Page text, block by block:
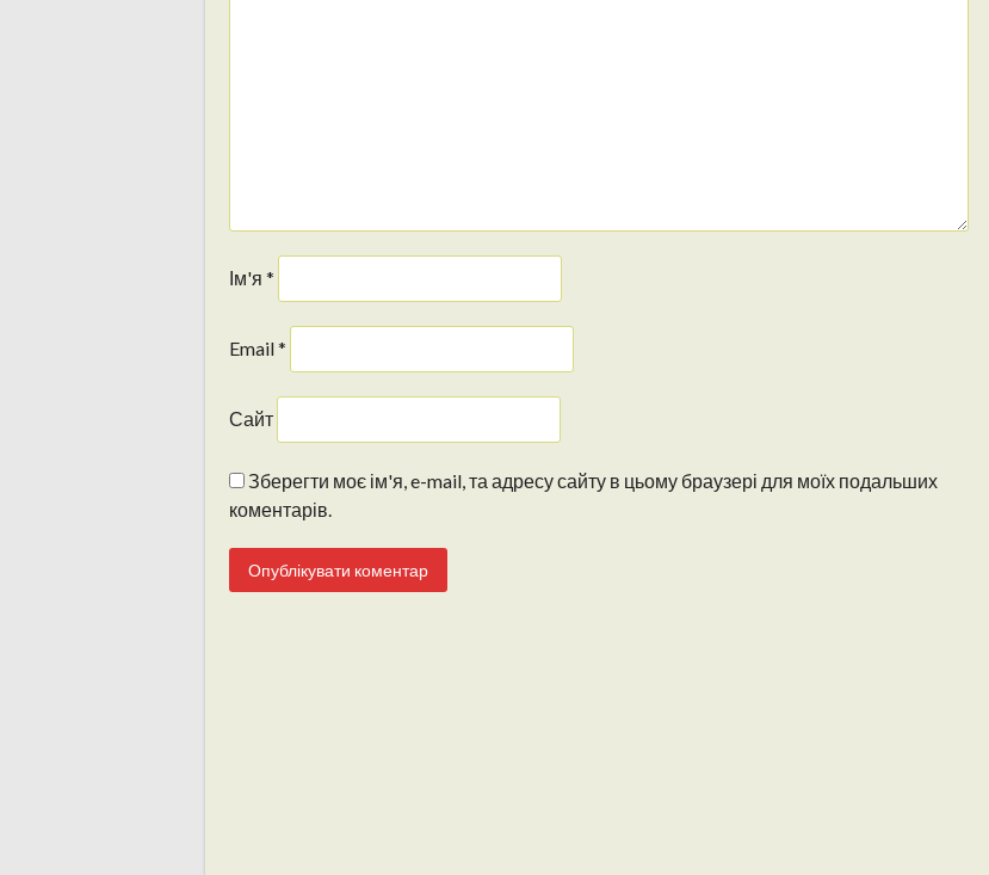
Ім'я *
Email*
Сайт
Зберегти моє ім'я, e-mail, та адресу сайту в цьому браузері для моїх подальших
коментарів.